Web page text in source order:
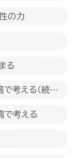
の力
る
考える（続
考える